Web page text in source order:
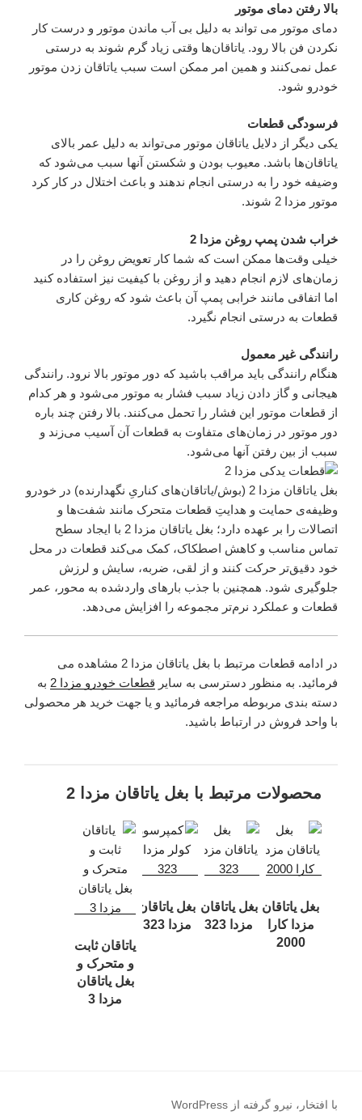
بالا رفتن دمای موتور
دمای موتور می تواند به دلیل بی آب ماندن موتور و درست کار
نکردن فن بالا رود. یاتاقان‌ها وقتی زیاد گرم شوند به درستی
عمل نمی‌کنند و همین امر ممکن است سبب یاتاقان زدن موتور
خودرو شود.
فرسودگی قطعات
یکی دیگر از دلایل یاتاقان موتور می‌تواند به دلیل عمر بالای
یاتاقان‌ها باشد. معیوب بودن و شکستن آنها سبب می‌شود که
وضیفه خود را به درستی انجام ندهند و باعث اختلال در کار کرد
موتور مزدا 2 شوند.
خراب شدن پمپ روغن مزدا 2
خیلی وقت‌ها ممکن است که شما کار تعویض روغن را در
زمان‌های لازم انجام دهید و از روغن با کیفیت نیز استفاده کنید
اما اتفاقی مانند خرابی پمپ آن باعث شود که روغن کاری
قطعات به درستی انجام نگیرد.
رانندگی غیر معمول
هنگام رانندگی باید مراقب باشید که دور موتور بالا نرود. رانندگی
هیجانی و گاز دادن زیاد سبب فشار به موتور می‌شود و هر کدام
از قطعات موتور این فشار را تحمل می‌کنند. بالا رفتن چند باره
دور موتور در زمان‌های متفاوت به قطعات آن آسیب می‌زند و
سبب از بین رفتن آنها می‌شود.
بغل یاتاقان مزدا 2 (بوش/یاتاقان‌های کناریِ نگهدارنده) در خودرو
وظیفه‌ی حمایت و هدایتِ قطعات متحرک مانند شفت‌ها و
اتصالات را بر عهده دارد؛ بغل یاتاقان مزدا 2 با ایجاد سطح
تماس مناسب و کاهش اصطکاک، کمک می‌کند قطعات در محل
خود دقیق‌تر حرکت کنند و از لقی، ضربه، سایش و لرزش
جلوگیری شود. همچنین با جذب بارهای واردشده به محور، عمر
قطعات و عملکرد نرم‌تر مجموعه را افزایش می‌دهد.
در ادامه قطعات مرتبط با بغل یاتاقان مزدا 2 مشاهده می
فرمائید. به منظور دسترسی به سایر قطعات خودرو مزدا 2
به
دسته بندی مربوطه مراجعه فرمائید و یا جهت خرید هر محصولی
با واحد فروش در ارتباط باشید.
محصولات مرتبط با بغل یاتاقان مزدا 2
بغل یاتاقان
مزدا کارا
2000
بغل یاتاقان
مزدا 323
بغل یاتاقان
مزدا 323
یاتاقان ثابت
و متحرک و
بغل یاتاقان
مزدا 3
با افتخار، نیرو گرفته از WordPress